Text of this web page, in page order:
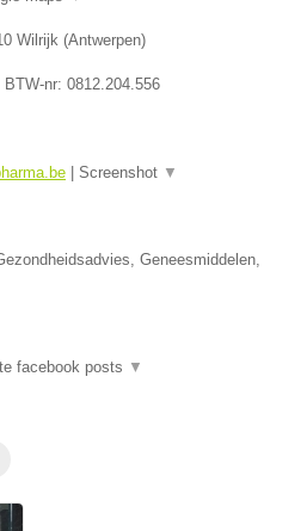
Wilrijk (Antwerpen)
BTW-nr: 0812.204.556
Screenshot ▼
Geneesmiddelen,
facebook posts ▼